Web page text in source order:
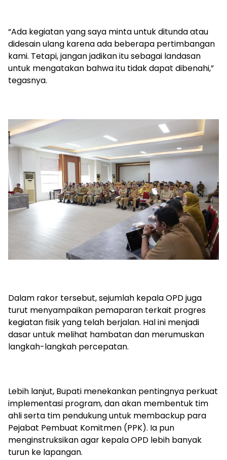
“Ada kegiatan yang saya minta untuk ditunda atau
didesain ulang karena ada beberapa pertimbangan
kami. Tetapi, jangan jadikan itu sebagai landasan
untuk mengatakan bahwa itu tidak dapat dibenahi,”
tegasnya.
Dalam rakor tersebut, sejumlah kepala OPD juga
turut menyampaikan pemaparan terkait progres
kegiatan fisik yang telah berjalan. Hal ini menjadi
dasar untuk melihat hambatan dan merumuskan
langkah-langkah percepatan.
Lebih lanjut, Bupati menekankan pentingnya perkuat
implementasi program, dan akan membentuk tim
ahli serta tim pendukung untuk membackup para
Pejabat Pembuat Komitmen (PPK). Ia pun
menginstruksikan agar kepala OPD lebih banyak
turun ke lapangan.